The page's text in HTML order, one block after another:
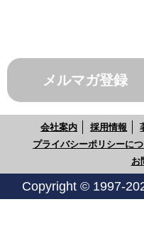
メルマガ登録
会社案内 採用情報
プライバシーポリシーに
お
Copyright © 1997-